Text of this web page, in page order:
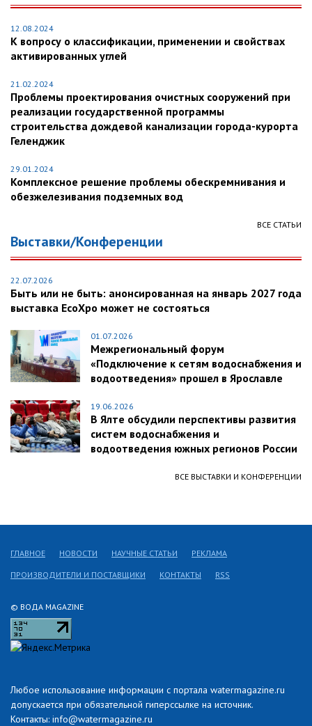
12.08.2024
К вопросу о классификации, применении и свойствах
активированных углей
21.02.2024
Проблемы проектирования очистных сооружений при
реализации государственной программы
строительства дождевой канализации города-курорта
Геленджик
29.01.2024
Комплексное решение проблемы обескремнивания и
обезжелезивания подземных вод
ВСЕ СТАТЬИ
Выставки/Конференции
22.07.2026
Быть или не быть: анонсированная на январь 2027 года
выставка EcoXpo может не состояться
01.07.2026
Межрегиональный форум
«Подключение к сетям водоснабжения и
водоотведения» прошел в Ярославле
19.06.2026
В Ялте обсудили перспективы развития
систем водоснабжения и
водоотведения южных регионов России
ВСЕ ВЫСТАВКИ И КОНФЕРЕНЦИИ
© ВОДА MAGAZINE
Любое использование информации с портала watermagazine.ru
допускается при обязательной гиперссылке на источник.
Контакты: info@watermagazine.ru
ГЛАВНОЕ НОВОСТИ НАУЧНЫЕ СТАТЬИ РЕКЛАМА
ПРОИЗВОДИТЕЛИ И ПОСТАВЩИКИ КОНТАКТЫ RSS